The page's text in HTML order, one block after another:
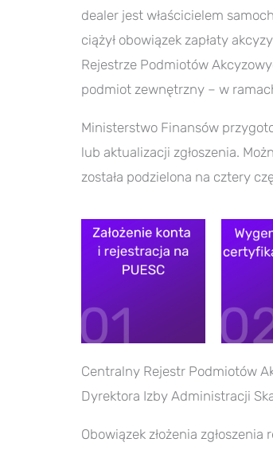
dealer jest właścicielem
ciążył obowiązek zapłaty
Rejestrze Podmiotów
podmiot zewnętrzny – w
Ministerstwo Finansów
lub aktualizacji zgłoszenia.
została podzielona na cztery
Centralny Rejestr Podmiotów
Dyrektora Izby Administracji
Obowiązek złożenia